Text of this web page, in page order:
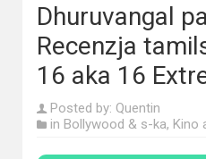
polskie
Komedie
Korea
Południowa
Dhuruvangal
Recenzja
16 aka 16
Posted by: Quentin
in Bollywood & s-ka, Kino